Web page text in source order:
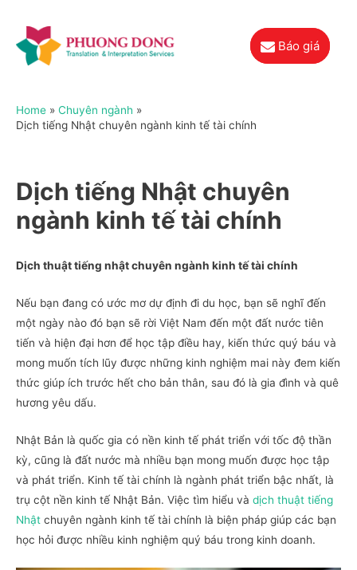
Báo giá
Home
Chuyên ngành
Dịch tiếng Nhật chuyên ngành kinh tế tài chính
Dịch tiếng Nhật chuyên
ngành kinh tế tài chính
Dịch thuật tiếng nhật chuyên ngành kinh tế tài chính
Nếu bạn đang có ước mơ dự định đi du học, bạn sẽ nghĩ đến
một ngày nào đó bạn sẽ rời Việt Nam đến một đất nước tiên
tiến và hiện đại hơn để học tập điều hay, kiến thức quý báu và
mong muốn tích lũy được những kinh nghiệm mai này đem kiến
thức giúp ích trước hết cho bản thân, sau đó là gia đình và quê
hương yêu dấu.
Nhật Bản là quốc gia có nền kinh tế phát triển với tốc độ thần
kỳ, cũng là đất nước mà nhiều bạn mong muốn được học tập
và phát triển. Kinh tế tài chính là ngành phát triển bậc nhất, là
trụ cột nền kinh tế Nhật Bản. Việc tìm hiểu và dịch thuật tiếng
Nhật chuyên ngành kinh tế tài chính là biện pháp giúp các bạn
học hỏi được nhiều kinh nghiệm quý báu trong kinh doanh.